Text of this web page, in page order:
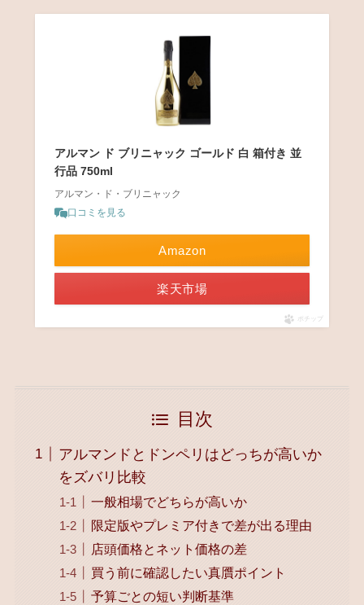
アルマン ド ブリニャック ゴールド 白 箱付き 並
行品 750ml
アルマン・ド・ブリニャック
口コミを見る
Amazon
楽天市場
ポチップ
目次
アルマンドとドンペリはどっちが高いか
をズバリ比較
一般相場でどちらが高いか
限定版やプレミア付きで差が出る理由
店頭価格とネット価格の差
買う前に確認したい真贋ポイント
予算ごとの短い判断基準